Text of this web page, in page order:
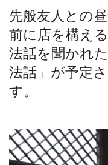
先般友人との
前に店を構え
法話を聞かれ
法話」が予定
す。